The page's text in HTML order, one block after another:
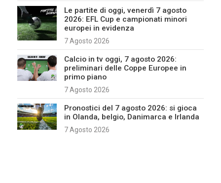
Le partite di oggi, venerdì 7 agosto
2026: EFL Cup e campionati minori
europei in evidenza
7 Agosto 2026
Calcio in tv oggi, 7 agosto 2026:
preliminari delle Coppe Europee in
primo piano
7 Agosto 2026
Pronostici del 7 agosto 2026: si gioca
in Olanda, belgio, Danimarca e Irlanda
7 Agosto 2026